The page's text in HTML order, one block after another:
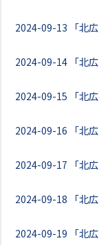
2024-09-13 「北
2024-09-14 「北
2024-09-15 「北
2024-09-16 「北
2024-09-17 「北
2024-09-18 「北
2024-09-19 「北